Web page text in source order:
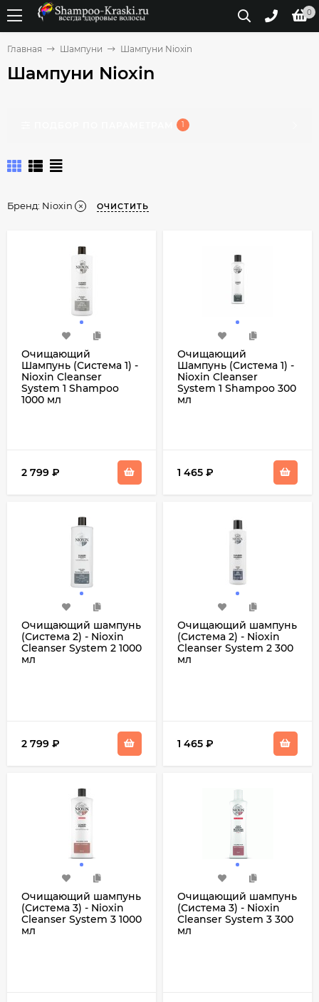
0
Главная Шампуни Шампуни Nioxin
Шампуни Nioxin
1
Бренд: Nioxin ОЧИСТИТЬ
Очищающий
Шампунь (Система 1) -
Nioxin Cleanser
System 1 Shampoo
1000 мл
2 799 ₽
Очищающий
Шампунь (Система 1) -
Nioxin Cleanser
System 1 Shampoo 300
мл
1 465 ₽
Очищающий шампунь
(Система 2) - Nioxin
Cleanser System 2 1000
мл
2 799 ₽
Очищающий шампунь
(Система 2) - Nioxin
Cleanser System 2 300
мл
1 465 ₽
Очищающий шампунь
(Система 3) - Nioxin
Cleanser System 3 1000
мл
Очищающий шампунь
(Система 3) - Nioxin
Cleanser System 3 300
мл